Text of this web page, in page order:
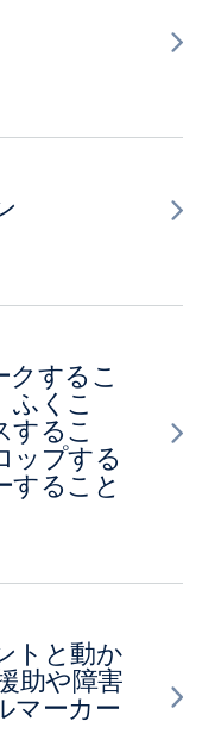
クするこ
ふくこ
するこ
ップする
すること
トと動か
助や障害
マーカー